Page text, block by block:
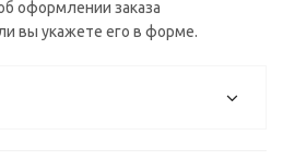
оформлении заказа
вы укажете его в форме.